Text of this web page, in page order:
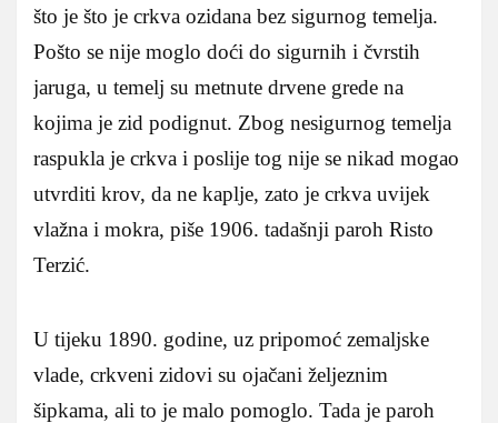
što je što je crkva ozidana bez sigurnog temelja.
Pošto se nije moglo doći do sigurnih i čvrstih
jaruga, u temelj su metnute drvene grede na
kojima je zid podignut. Zbog nesigurnog temelja
raspukla je crkva i poslije tog nije se nikad mogao
utvrditi krov, da ne kaplje, zato je crkva uvijek
vlažna i mokra, piše 1906. tadašnji paroh Risto
Terzić.
U tijeku 1890. godine, uz pripomoć zemaljske
vlade, crkveni zidovi su ojačani željeznim
šipkama, ali to je malo pomoglo. Tada je paroh